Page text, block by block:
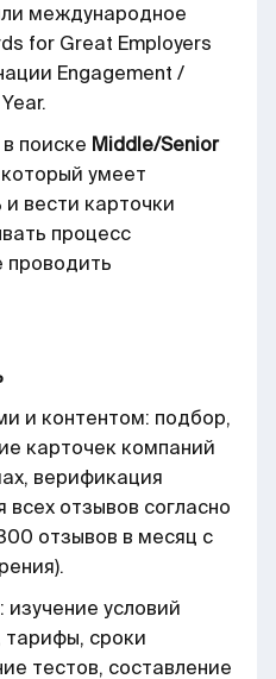
международное
for Great Employers
Engagement /
поиске Middle/Senior
который умеет
вести карточки
процесс
проводить
и контентом: подбор,
карточек компаний
верификация
отзывов согласно
отзывов в месяц с
условий
тарифы, сроки
тестов, составление